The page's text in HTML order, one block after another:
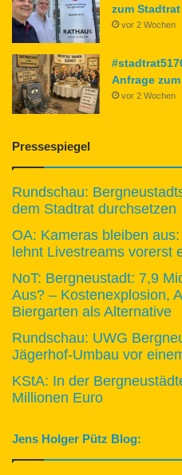
zum Stadtrat
vor 2 Wochen
Anfrage
vor 2 Wochen
Pressespiegel
Rundschau:
dem Stadtrat durchsetzen
OA: Kameras bleiben
lehnt Livestreams vorerst
NoT: Bergneustadt: 7,9
Aus? – Kostenexplosion,
Biergarten als Alternative
Rundschau: UWG
Jägerhof-Umbau vor
KStA: In der
Millionen Euro
Jens Holger Pütz Blog: